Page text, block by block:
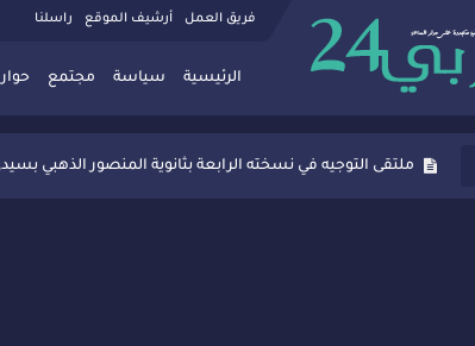
فريق العمل أرشيف الموقع راسلنا
الرئيسية سياسة مجتمع
ثانوية المنصور الذهبي بسيدي قاسم تُعزّز ثقافة التوجيه
ملتقى التوجيه في نسخته الرابعة بثانوية المنصور الذهبي